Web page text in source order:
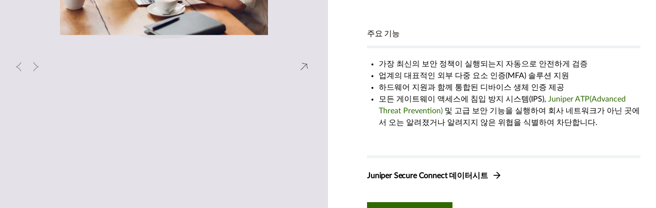
주요 기능
가장 최신의 보안 정책이 실행되는지 자동으로 안전하게 검증
업계의 대표적인 외부 다중 요소 인증(MFA) 솔루션 지원
하드웨어 지원과 함께 통합된 디바이스 생체 인증 제공
모든 게이트웨이 액세스에 침입 방지 시스템(IPS), Juniper ATP(Advanced
Threat Prevention) 및 고급 보안 기능을 실행하여 회사 네트워크가 아닌 곳에
서 오는 알려졌거나 알려지지 않은 위협을 식별하여 차단합니다.
Juniper Secure Connect 데이터시트